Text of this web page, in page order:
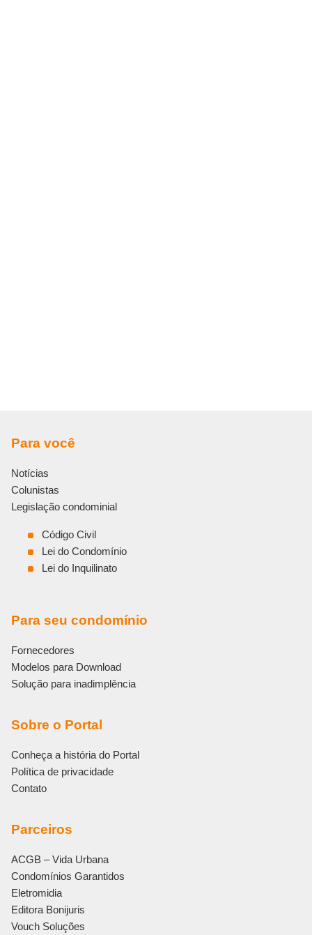
Para você
Notícias
Colunistas
Legislação condominial
Código Civil
Lei do Condomínio
Lei do Inquilinato
Para seu condomínio
Fornecedores
Modelos para Download
Solução para inadimplência
Sobre o Portal
Conheça a história do Portal
Política de privacidade
Contato
Parceiros
ACGB – Vida Urbana
Condomínios Garantidos
Eletromidia
Editora Bonijuris
Vouch Soluções